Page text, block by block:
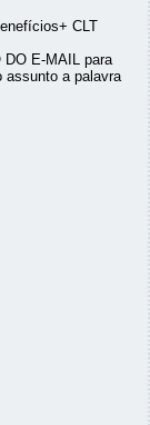
CLT
DO E-MAIL para
a palavra